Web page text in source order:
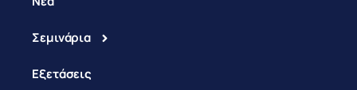
Σεμινάρια
Εξετάσεις